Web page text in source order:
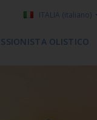
ITALIA (italiano)
OLISTICO